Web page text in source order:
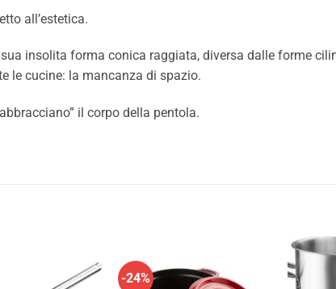
all’estetica.
insolita forma conica raggiata, diversa dalle forme
le cucine: la mancanza di spazio.
il corpo della pentola.
-24%